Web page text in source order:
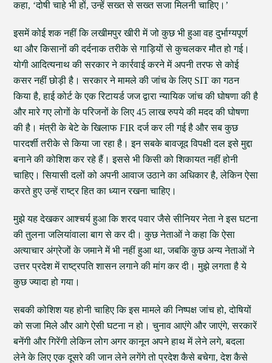
कहा, ‘दोषी चाहे भी हों, उन्हें सख्त से सख्त सजा मिलनी चाहिए।’
इसमें कोई शक नहीं कि लखीमपुर खीरी में जो कुछ भी हुआ वह दुर्भाग्यपूर्ण
था और किसानों की दर्दनाक तरीके से गाड़ियों से कुचलकर मौत हो गई।
योगी आदित्यनाथ की सरकार ने कार्रवाई करने में अपनी तरफ से कोई
कसर नहीं छोड़ी है। सरकार ने मामले की जांच के लिए SIT का गठन
किया है, हाई कोर्ट के एक रिटायर्ड जज द्वारा न्यायिक जांच की घोषणा की है
और मारे गए लोगों के परिजनों के लिए 45 लाख रुपये की मदद की घोषणा
की है। मंत्री के बेटे के खिलाफ FIR दर्ज कर ली गई है और सब कुछ
पारदर्शी तरीके से किया जा रहा है। इन सबके बावजूद विपक्षी दल इसे मुद्दा
बनाने की कोशिश कर रहे हैं। इससे भी किसी को शिकायत नहीं होनी
चाहिए। सियासी दलों को अपनी आवाज उठाने का अधिकार है, लेकिन ऐसा
करते हुए उन्हें राष्ट्र हित का ध्यान रखना चाहिए।
मुझे यह देखकर आश्चर्य हुआ कि शरद पवार जैसे सीनियर नेता ने इस घटना
की तुलना जलियांवाला बाग से कर दी। कुछ नेताओं ने कहा कि ऐसा
अत्याचार अंग्रेजों के जमाने में भी नहीं हुआ था, जबकि कुछ अन्य नेताओं ने
उत्तर प्रदेश में राष्ट्रपति शासन लगाने की मांग कर दी। मुझे लगता है ये
कुछ ज्यादा हो गया।
सबकी कोशिश यह होनी चाहिए कि इस मामले की निष्पक्ष जांच हो, दोषियों
को सजा मिले और आगे ऐसी घटना न हो। चुनाव आएंगे और जाएंगे, सरकारें
बनेंगी और गिरेंगी लेकिन लोग अगर कानून अपने हाथ में लेने लगे, बदला
लेने के लिए एक दूसरे की जान लेने लगेंगे तो प्रदेश कैसे बचेगा, देश कैसे